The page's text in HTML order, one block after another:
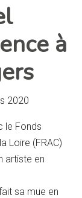
à
2020
le Fonds
Loire (FRAC)
artiste en
sa mue en